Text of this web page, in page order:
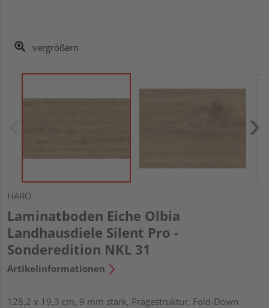
vergrößern
HARO
Laminatboden Eiche Olbia
Landhausdiele Silent Pro -
Sonderedition NKL 31
Artikelinformationen
128,2 x 19,3 cm, 9 mm stark, Prägestruktur, Fold-Down